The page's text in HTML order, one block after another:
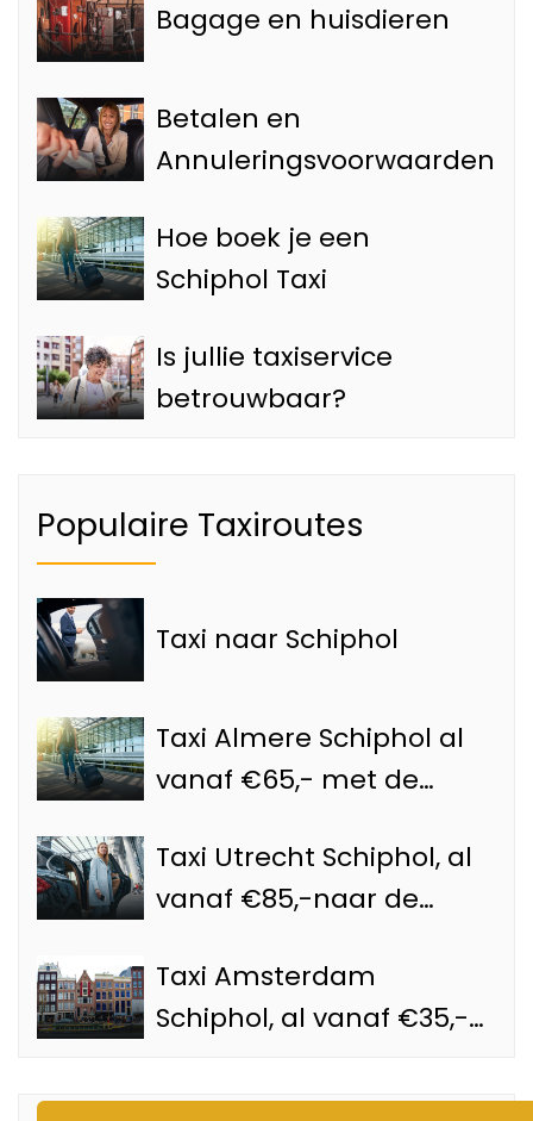
Bagage en huisdieren
Betalen en
Annuleringsvoorwaarden
Hoe boek je een
Schiphol Taxi
Is jullie taxiservice
betrouwbaar?
Populaire Taxiroutes
Taxi naar Schiphol
Taxi Almere Schiphol al
vanaf €65,- met de
Taxi Utrecht Schiphol, al
vanaf €85,-naar de
Taxi Amsterdam
Schiphol, al vanaf €35,-
Schiphol taxi